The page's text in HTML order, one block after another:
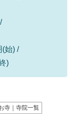
(始) /
)
寺｜寺院一覧